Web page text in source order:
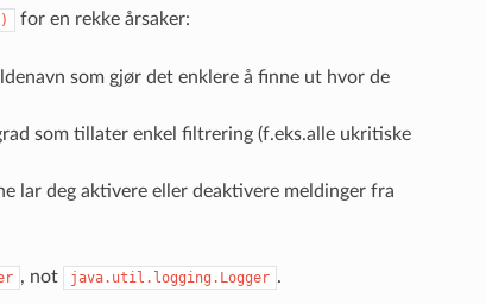
for en rekke årsaker:
som gjør det enklere å finne ut hvor de
som tillater enkel filtrering (f.eks.alle ukritiske
lar deg aktivere eller deaktivere meldinger fra
, not java.util.logging.Logger .